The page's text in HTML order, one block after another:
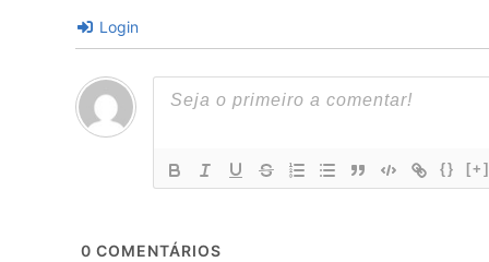
Login
{} [+]
0 COMENTÁRIOS